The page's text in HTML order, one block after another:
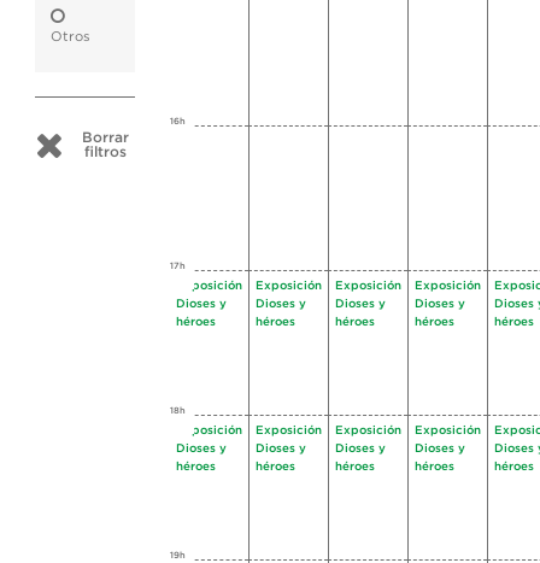
Otros
Borrar
filtros
16h
17h
Exposición
Dioses y
héroes
Exposición
Dioses y
héroes
Exposición
Dioses y
héroes
Exposición
Dioses y
héroes
Dioses
héroes
18h
Exposición
Dioses y
héroes
Exposición
Dioses y
héroes
Exposición
Dioses y
héroes
Exposición
Dioses y
héroes
Dioses
héroes
19h